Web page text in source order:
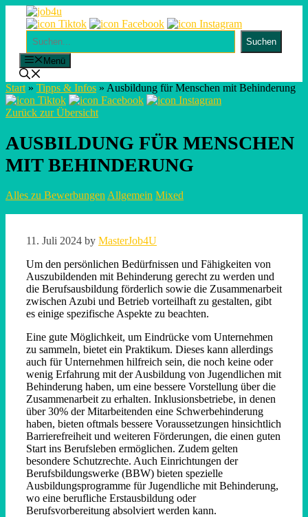
contentSuchen
Suchen
Menü
Start » Tipps & Infos » Ausbildung für Menschen mit Behinderung
Zurück zur Übersicht
AUSBILDUNG FÜR MENSCHEN
MIT BEHINDERUNG
Alles zu Bewerbungen Allgemein Mixed
11. Juli 2024 by MasterJob4U
Um den persönlichen Bedürfnissen und Fähigkeiten von
Auszubildenden mit Behinderung gerecht zu werden und
die Berufsausbildung förderlich sowie die Zusammenarbeit
zwischen Azubi und Betrieb vorteilhaft zu gestalten, gibt
es einige spezifische Aspekte zu beachten.
Eine gute Möglichkeit, um Eindrücke vom Unternehmen
zu sammeln, bietet ein Praktikum. Dieses kann allerdings
auch für Unternehmen hilfreich sein, die noch keine oder
wenig Erfahrung mit der Ausbildung von Jugendlichen mit
Behinderung haben, um eine bessere Vorstellung über die
Zusammenarbeit zu erhalten. Inklusionsbetriebe, in denen
über 30% der Mitarbeitenden eine Schwerbehinderung
haben, bieten oftmals bessere Voraussetzungen hinsichtlich
Barrierefreiheit und weiteren Förderungen, die einen guten
Start ins Berufsleben ermöglichen. Zudem gelten
besondere Schutzrechte. Auch Einrichtungen der
Berufsbildungswerke (BBW) bieten spezielle
Ausbildungsprogramme für Jugendliche mit Behinderung,
wo eine berufliche Erstausbildung oder
Berufsvorbereitung absolviert werden kann.